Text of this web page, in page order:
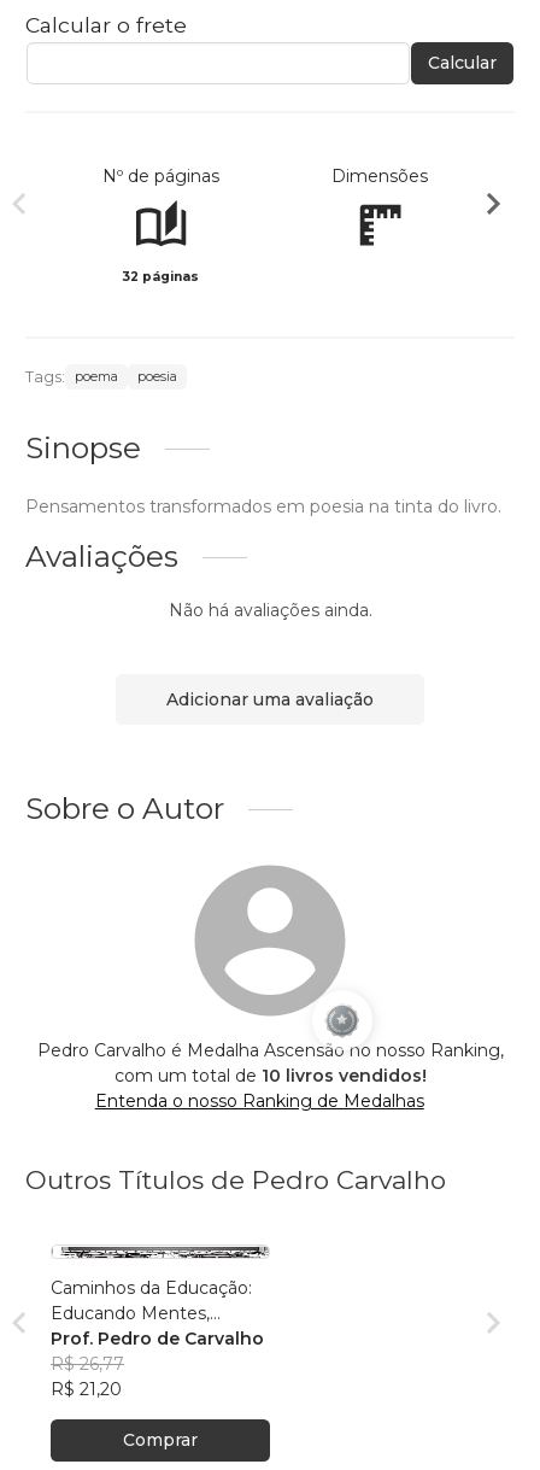
Calcular o frete
Calcular
Nº de páginas
32 páginas
Dimensões
Tags: poema poesia
Sinopse
Pensamentos transformados em poesia na tinta do livro.
Avaliações
Não há avaliações ainda.
Adicionar uma avaliação
Sobre o Autor
Pedro Carvalho é Medalha Ascensão no nosso Ranking,
com um total de 10 livros vendidos!
Entenda o nosso Ranking de Medalhas
Outros Títulos de Pedro Carvalho
Caminhos da Educação:
Educando Mentes,
Transformando Vidas
Prof. Pedro de Carvalho
R$ 26,77
R$ 21,20
Comprar